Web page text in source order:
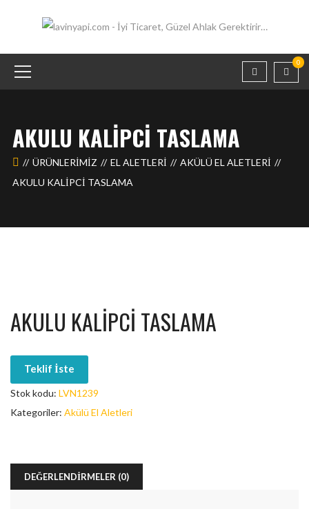
0
AKULU KALIPCI TASLAMA
ÜRÜNLERIMIZ EL ALETLERİ
AKÜLÜ EL ALETLERI
AKULU KALIPCI TASLAMA
AKULU KALIPCI TASLAMA
Teklif İste
Stok kodu: LVN1239
Kategoriler: Akülü El Aletleri
DEĞERLENDIRMELER (0)